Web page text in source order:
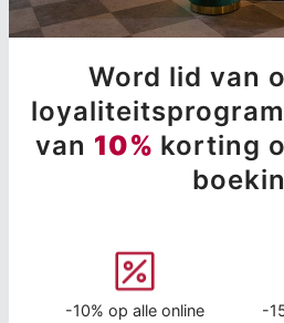
Word lid van
van 10% korting
-10% op alle online
-